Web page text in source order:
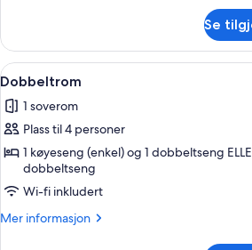
Se
Åpne
alle
bildene
av
Dobbeltrom
6
Dobbeltrom
1 soverom
Plass til 4 personer
1 køyeseng (enkel) og 1 dobbeltseng
dobbeltseng
Wi-fi inkludert
Mer informasjon
Mer